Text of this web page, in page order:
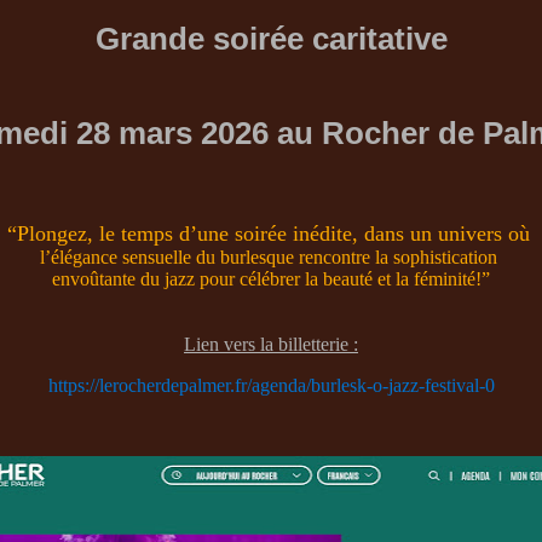
Grande soirée caritative
28 mars 2026 au Rocher de
“Plongez, le temps d’une soirée inédite, dans un univers où
l’élégance sensuelle du burlesque rencontre la sophistication
envoûtante du jazz pour célébrer la beauté et la féminité!”
Lien vers la billetterie :
https://lerocherdepalmer.fr/agenda/burlesk-o-jazz-festival-0